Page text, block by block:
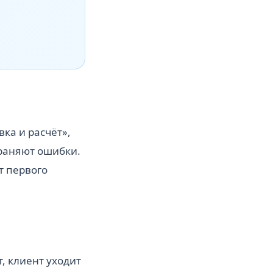
и расчёт»,
ошибки.
первого
клиент уходит